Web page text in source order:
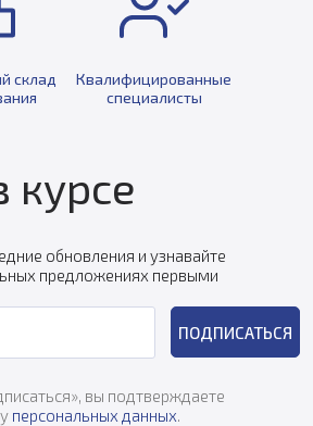
склад
Квалифицированные
специалисты
курсе
обновления и узнавайте
предложениях первыми
ПОДПИСАТЬСЯ
вы подтверждаете
персональных данных.